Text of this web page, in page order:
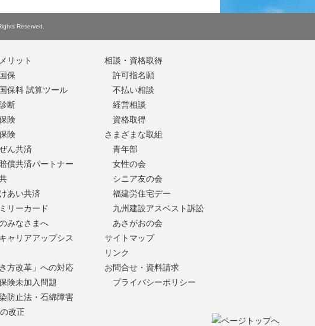
Reserved.
リット
保
保料 試算ツール
断
険
険
ん共済
償共済パートナー
あい共済
リーカード
みなさまへ
ャリアアップシス
き方改革」への対応
険未加入問題
防止法・石綿障害
改正
相談・資格取得
許可指名願
不払い相談
経営相談
資格取得
さまざまな取組
青年部
女性の会
シニア友の会
福建労住宅デー
九州建設アスベスト訴訟
あさがおの会
サイトマップ
リンク
お問合せ・資料請求
プライバシーポリシー